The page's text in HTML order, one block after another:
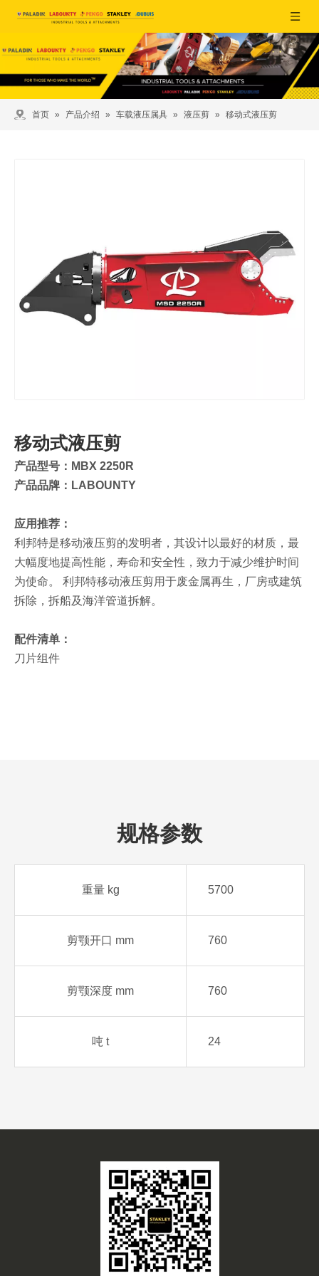
首页 » 产品介绍 » 车载液压属具 » 液压剪 » 移动式液压剪
移动式液压剪
产品型号：MBX 2250R
产品品牌：LABOUNTY
应用推荐：
利邦特是移动液压剪的发明者，其设计以最好的材质，最
大幅度地提高性能，寿命和安全性，致力于减少维护时间
为使命。 利邦特移动液压剪用于废金属再生，厂房或建筑
拆除，拆船及海洋管道拆解。
配件清单：
刀片组件
规格参数
重量 kg 5700
剪颚开口 mm 760
剪颚深度 mm 760
吨 t 24